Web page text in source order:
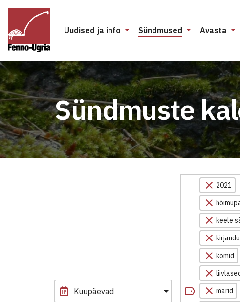
Uudised ja info Sündmused Avasta
Sündmuste
2021
keele
komid
marid